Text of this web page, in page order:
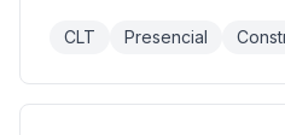
CLT Presencial